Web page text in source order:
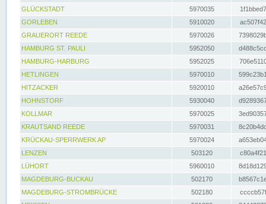
GLÜCKSTADT
5970035
GORLEBEN
5910020
GRAUERORT REEDE
5970026
HAMBURG ST. PAULI
5952050
HAMBURG-HARBURG
5952025
HETLINGEN
5970010
HITZACKER
5920010
HOHNSTORF
5930040
KOLLMAR
5970025
KRAUTSAND REEDE
5970031
KRÜCKAU-SPERRWERK AP
5970024
LENZEN
503120
LÜHORT
5960010
MAGDEBURG-BUCKAU
502170
MAGDEBURG-STROMBRÜCKE
502180